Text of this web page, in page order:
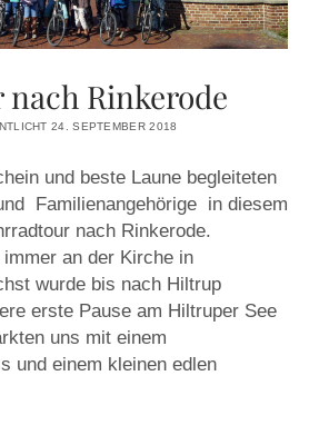
nach Rinkerode
24. SEPTEMBER 2018
und beste Laune begleiteten
Familienangehörige in diesem
nach Rinkerode.
an der Kirche in
wurde bis nach Hiltrup
erste Pause am Hiltruper See
uns mit einem
und einem kleinen edlen